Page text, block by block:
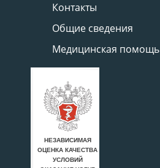
Контакты
Общие сведения
Медицинская помощь